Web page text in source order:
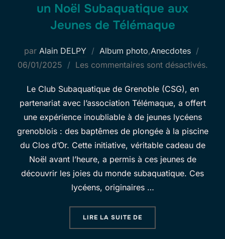
un Noël Subaquatique aux
Jeunes de Télémaque
par Alain DELPY Album photo,Anecdotes
le
06/01/2025 Les commentaires sont désactivés.
Le Club Subaquatique de Grenoble (CSG), en
partenariat avec l’association Télémaque, a offert
une expérience inoubliable à de jeunes lycéens
grenoblois : des baptêmes de plongée à la piscine
du Clos d’Or. Cette initiative, véritable cadeau de
Noël avant l’heure, a permis à ces jeunes de
découvrir les joies du monde subaquatique. Ces
lycéens, originaires …
LIRE LA SUITE DE